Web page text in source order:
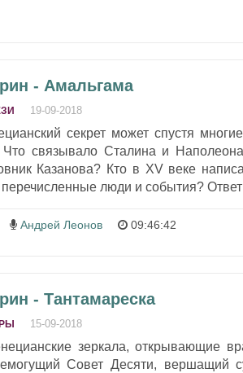
- Амальгама
19-09-2018
секрет может спустя
связывало Сталина и
Казанова? Кто в ХV веке
люди и события?
Андрей Леонов 09:46:42
- Тантамареска
15-09-2018
зеркала, открывающие
Совет Десяти, вершащий